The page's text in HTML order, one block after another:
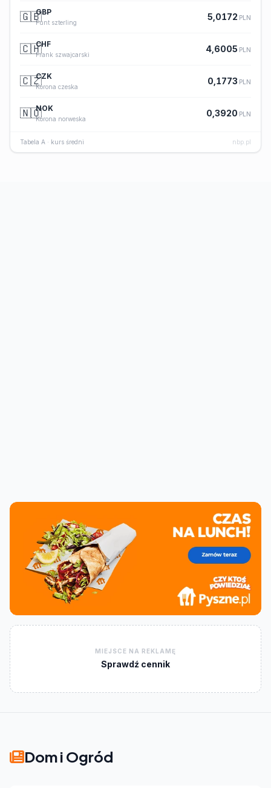
🇬🇧GBP
Funt szterling
5,0172 PLN
🇨🇭CHF
Frank szwajcarski
4,6005 PLN
🇨🇿CZK
Korona czeska
0,1773 PLN
🇳🇴NOK
Korona norweska
0,3920 PLN
Tabela A · kurs średni nbp.pl
MIEJSCE NA REKLAMĘ
Sprawdź cennik
Dom i Ogród